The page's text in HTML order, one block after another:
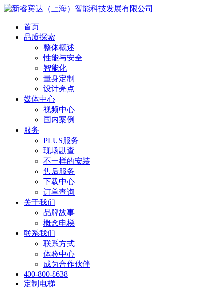
首页
品质探索
整体概述
性能与安全
智能化
量身定制
设计亮点
媒体中心
视频中心
国内案例
服务
PLUS服务
现场勘查
不一样的安装
售后服务
下载中心
订单查询
关于我们
品牌故事
概念电梯
联系我们
联系方式
体验中心
成为合作伙伴
400-800-8638
定制电梯